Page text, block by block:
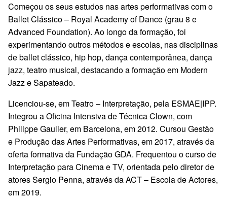
Começou os seus estudos nas artes performativas com o
Ballet Clássico – Royal Academy of Dance (grau 8 e
Advanced Foundation). Ao longo da formação, foi
experimentando outros métodos e escolas, nas disciplinas
de ballet clássico, hip hop, dança contemporânea, dança
jazz, teatro musical, destacando a formação em Modern
Jazz e Sapateado.
Licenciou-se, em Teatro – Interpretação, pela ESMAE|IPP.
Integrou a Oficina Intensiva de Técnica Clown, com
Philippe Gaulier, em Barcelona, em 2012. Cursou Gestão
e Produção das Artes Performativas, em 2017, através da
oferta formativa da Fundação GDA. Frequentou o curso de
Interpretação para Cinema e TV, orientada pelo diretor de
atores Sergio Penna, através da ACT – Escola de Actores,
em 2019.